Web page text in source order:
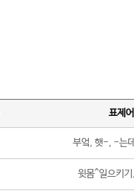
표제어
부엌, 햇-, -는
윗몸^일으키